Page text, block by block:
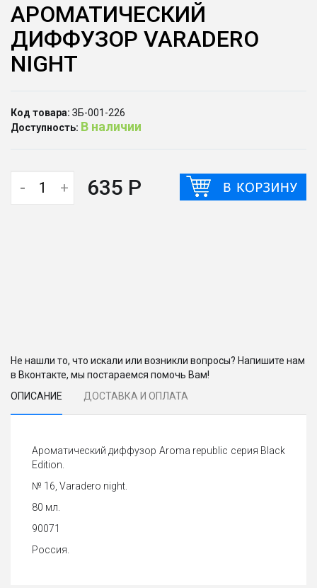
АРОМАТИЧЕСКИЙ
ДИФФУЗОР VARADERO
NIGHT
Код товара: ЗБ-001-226
Доступность: В наличии
- + 635 Р
Не нашли то, что искали или возникли вопросы? Напишите нам
в Вконтакте, мы постараемся помочь Вам!
ОПИСАНИЕ
ДОСТАВКА И ОПЛАТА
Ароматический диффузор Aroma republic серия Black
Edition.
№ 16, Varadero night.
80 мл.
90071
Россия.